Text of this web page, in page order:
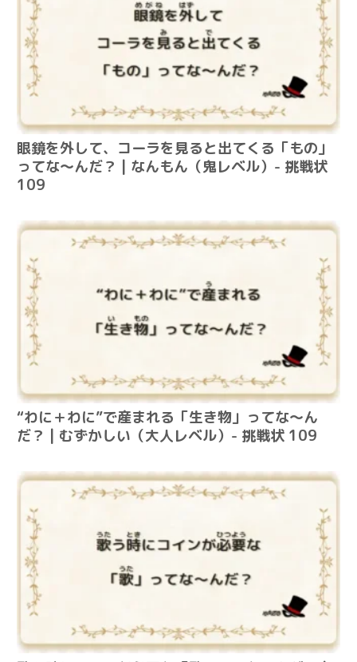
眼鏡を外して、コーラを見ると出てくる「もの」
ってな～んだ？ | なんもん（鬼レベル）- 挑戦状
109
“わに＋わに”で産まれる「生き物」ってな～ん
だ？ | むずかしい（大人レベル）- 挑戦状 109